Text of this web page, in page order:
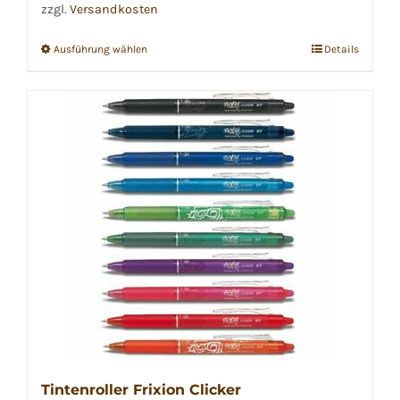
zzgl. Versandkosten
Ausführung wählenDieses
weist
mehrere
Varianten
auf.
Die
Optionen
können
auf
der
Produktseite
werden
Details
Tintenroller Frixion Clicker